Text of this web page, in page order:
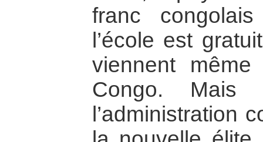
franc
l’école est
viennent
Congo. Mais
l’administration